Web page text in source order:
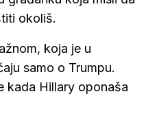
okoliš.
koja je u
samo o Trumpu.
kada Hillary oponaša